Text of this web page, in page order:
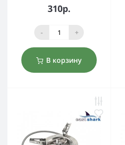
310р.
- +
В корзину